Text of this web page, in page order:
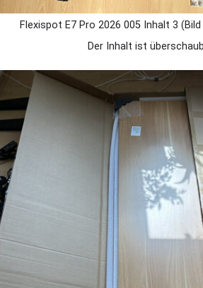
Flexispot E7 Pro 2026 005 Inhalt 3
Der Inhalt ist